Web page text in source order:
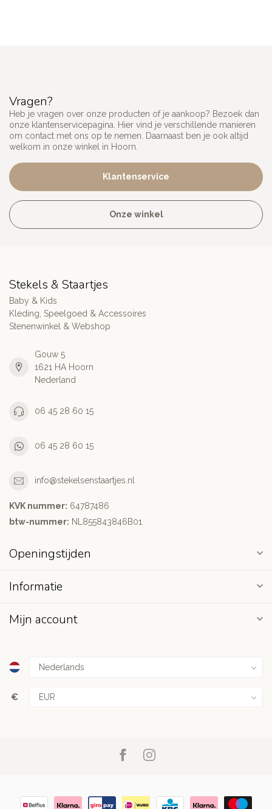
Vragen?
Heb je vragen over onze producten of je aankoop? Bezoek dan
onze klantenservicepagina. Hier vind je verschillende manieren
om contact met ons op te nemen. Daarnaast ben je ook altijd
welkom in onze winkel in Hoorn.
Klantenservice
Onze winkel
Stekels & Staartjes
Baby & Kids
Kleding, Speelgoed & Accessoires
Stenenwinkel & Webshop
Gouw 5
1621 HA Hoorn
Nederland
06 45 28 60 15
06 45 28 60 15
info@stekelsenstaartjes.nl
KVK nummer: 64787486
btw-nummer: NL855843846B01
Openingstijden
Informatie
Mijn account
€